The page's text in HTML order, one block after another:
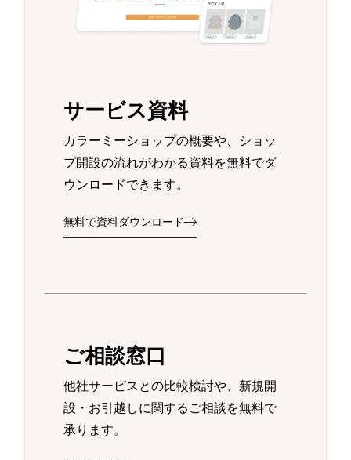
サービス資料
カラーミーショップの概要や、ショッ
プ開設の流れがわかる資料を無料でダ
ウンロードできます。
無料で資料ダウンロード
ご相談窓口
他社サービスとの比較検討や、新規開
設・お引越しに関するご相談を無料で
承ります。